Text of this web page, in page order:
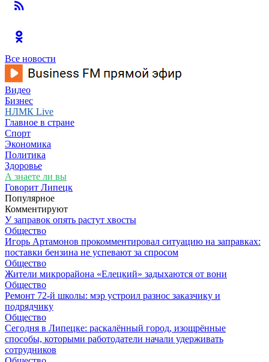
Все новости
Видео
Бизнес
НЛМК Live
Главное в стране
Спорт
Экономика
Политика
Здоровье
А знаете ли вы
Говорит Липецк
Популярное
Комментируют
У заправок опять растут хвосты
Общество
Игорь Артамонов прокомментировал ситуацию на заправках:
поставки бензина не успевают за спросом
Общество
Жители микрорайона «Елецкий» задыхаются от вони
Общество
Ремонт 72‑й школы: мэр устроил разнос заказчику и
подрядчику
Общество
Сегодня в Липецке: раскалённый город, изощрённые
способы, которыми работодатели начали удерживать
сотрудников